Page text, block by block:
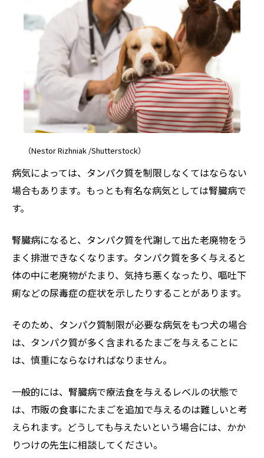
（Nestor Rizhniak /Shutterstock）
病気によっては、タンパク質を制限しなくてはならない
場合もあります。もっとも有名な病気としては腎臓病で
す。
腎臓病になると、タンパク質を代謝して出た老廃物をう
まく排泄できなくなります。タンパク質を多く与えると
体の中に老廃物がたまり、気持ち悪くなったり、嘔吐下
痢などの尿毒症の症状を示したりすることがあります。
そのため、タンパク質制限が必要な病気をもつ犬の場合
は、タンパク質が多く含まれるたまごを与えることに
は、慎重にならなければなりません。
一般的には、腎臓病で療法食を与えるレベルの状態で
は、市販の食事にたまごを追加で与えるのは難しいと考
えられます。どうしても与えたいという場合には、かか
りつけの先生に相談してください。